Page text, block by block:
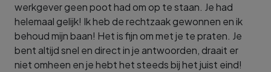
werkgever geen poot had om op te staan. Je had
helemaal gelijk! Ik heb de rechtzaak gewonnen en ik
behoud mijn baan! Het is fijn om met je te praten. Je
bent altijd snel en direct in je antwoorden, draait er
niet omheen en je hebt het steeds bij het juist eind!